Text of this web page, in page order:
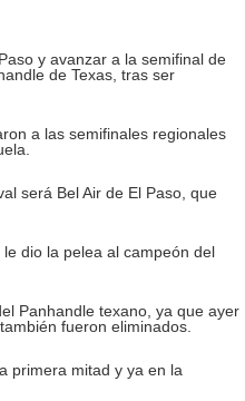
y avanzar a la semifinal de
de Texas, tras ser
a las semifinales regionales
será Bel Air de El Paso, que
dio la pelea al campeón del
Panhandle texano, ya que ayer
fueron eliminados.
primera mitad y ya en la